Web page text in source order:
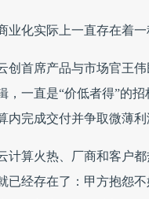
业化实际上一直存在着一
创首席产品与市场官王
，一直是“价低者得”的
内完成交付并争取微薄利
计算火热、厂商和客户
已经存在了：甲方抱怨